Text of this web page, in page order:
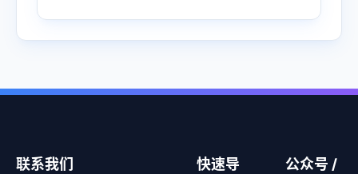
联系我们
快速导
公众号 /